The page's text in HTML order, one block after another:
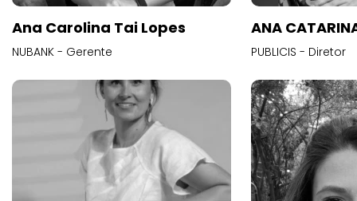
Ana Carolina Tai Lopes
NUBANK - Gerente
ANA
PUBLICIS - Diretor